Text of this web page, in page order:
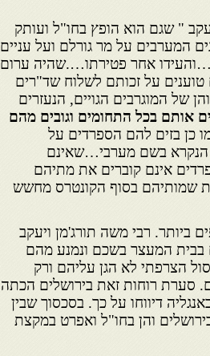
" שגם הוא הופץ בחו"ל ועותק
המערבים על מר גורלם ועל עניים
אחר פטירתו….שהיה ערום
על זכותם לשלוח שד"רים
של המוגרבים הגויים, הנעזרים
אותם בכל התחומים וגובים מהם
כן בזים להם הספרדים על
הנקרא בשם מערבי…שאינם
אינם קוברים את מתיהם
שמותיהם בסוף הקונטרס מחשש
ביותר. רבי משה תורג'מן ויעקב
בבית המעצר בשכם ונמנע מהם
הצרפתי לא הגן עליהם ורק
סערת רוחות זאת בירושלים הכתה
דיווחו על כך. בסכסוך שבין
והן בחו"ל ואפרט במקצת